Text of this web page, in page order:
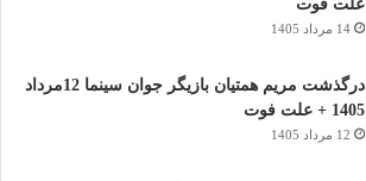
علت فوت
14 مرداد 1405
درگذشت مریم همتیان بازیگر جوان سینما 12مرداد
1405 + علت فوت
12 مرداد 1405